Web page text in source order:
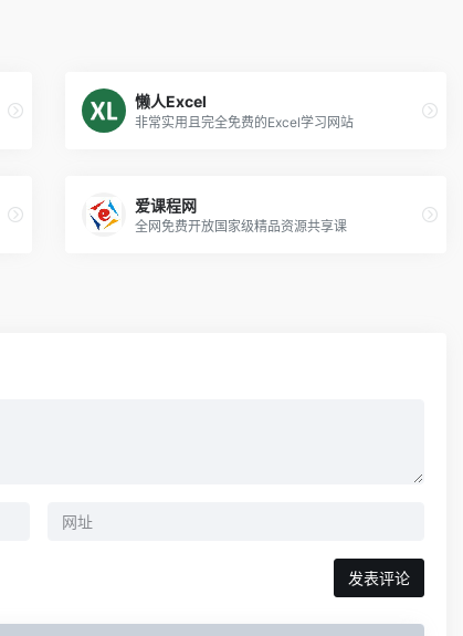
懒人Excel
非常实用且完全免费的Excel学习网站
爱课程网
全网免费开放国家级精品资源共享课